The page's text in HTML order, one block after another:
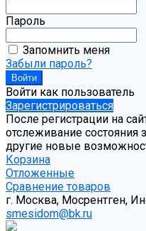
Пароль
Запомнить меня
Забыли пароль?
Войти как пользователь
Зарегистрироваться
После регистрации на
отслеживание состояния
другие новые
Корзина
Отложенные
Сравнение товаров
г. Москва, Мосрентген,
smesidom@bk.ru